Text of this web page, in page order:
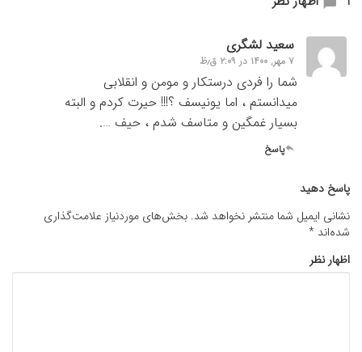
سعید لشگری
۷ مهر, ۱۴۰۰ در ۲:۰۹ ق٫ظ
شما را فردی درستکار و مومن و انقلابی
میدانستم ، اما یونیسف ؟!!! حیرت کردم و البته
بسیار غمگین و متاسف شدم ، حیف ….
پاسخ
پاسخ دهید
نشانی ایمیل شما منتشر نخواهد شد. بخش‌های موردنیاز علامت‌گذاری
شده‌اند *
اظهار نظر